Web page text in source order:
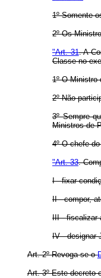
1º Somente
2º Os
"Art. 31. A
Classe no
1º O Ministro
2º Não
3º Sempre
Ministros de
4º O chefe
"Art. 33.
I - fixar
II - compor,
III - fiscalizar
IV - designar
Art. 2º Revoga-se o
Art. 3º Este decreto